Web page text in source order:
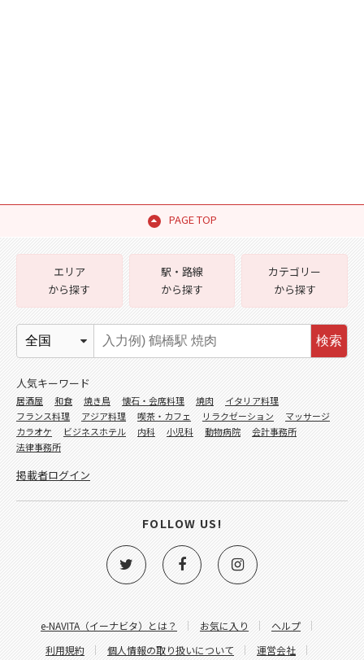
PAGE TOP
e-NAVITA（イーナビタ）とは？ お気に入り
ヘルプ
利用規約
個人情報の取り扱いについて 運営会社
エリア
から探す
駅・路線
から探す
カテゴリー
から探す
検索
人気キーワード
居酒屋 和食 焼き鳥 懐石・会席料理 焼肉
イタリア料理
フランス料理
アジア料理 喫茶・カフェ リラクゼーション
マッサージ
カラオケ
ビジネスホテル 内科 小児科 動物病院
会計事務所
法律事務所
掲載者ログイン
FOLLOW US!